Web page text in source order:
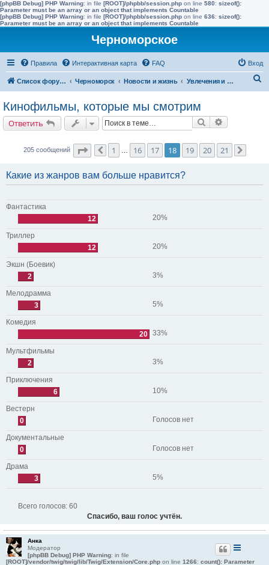
[phpBB Debug] PHP Warning: in file [ROOT]/phpbb/session.php on line 580: sizeof():
Parameter must be an array or an object that implements Countable
[phpBB Debug] PHP Warning: in file [ROOT]/phpbb/session.php on line 636: sizeof():
Parameter must be an array or an object that implements Countable
Черноморское
Правила Интерактивная карта FAQ Вход
Список форумов Черноморск Новости и жизнь Увлечения и интересы
Кинофильмы, которые мы смотрим
Ответить Поиск
205 сообщений Страница18из 21
Пред.
1 16 17 18 19 20 21
Какие из жанров вам больше нравится?
Фантастика
12
20%
Триллер
12
20%
Экшн (Боевик)
2
3%
Мелодрамма
3
5%
Комедия
20 33%
Мультфильмы
2
3%
Приключения
6
10%
Вестерн
0
Голосов нет
Документальные
0
Голосов нет
Драма
3
5%
Всего голосов: 60
Спасибо, ваш голос учтён.
Анка
Модератор
[phpBB Debug] PHP Warning: in file
[ROOT]/vendor/twig/twig/lib/Twig/Extension/Core.php on line 1266: count(): Parameter